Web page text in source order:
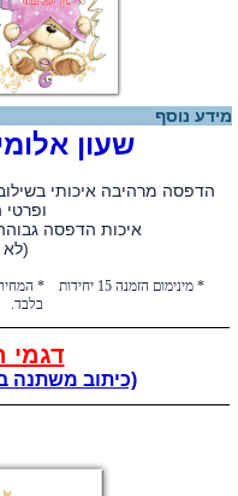
מידע נוסף
שעון אלומיניום
הדפסה מרהיבה איכותי
איכות הדפסה
(לא
* מינימום הזמנה 15
דגמי
(כיתוב